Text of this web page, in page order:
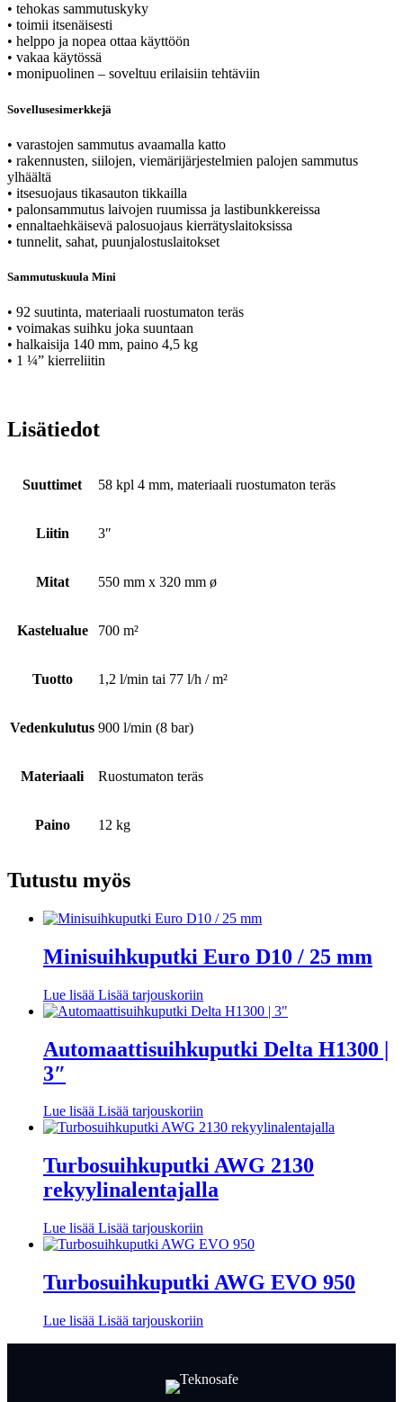
• tehokas sammutuskyky
• toimii itsenäisesti
• helppo ja nopea ottaa käyttöön
• vakaa käytössä
• monipuolinen – soveltuu erilaisiin tehtäviin
Sovellusesimerkkejä
• varastojen sammutus avaamalla katto
• rakennusten, siilojen, viemärijärjestelmien palojen sammutus
ylhäältä
• itsesuojaus tikasauton tikkailla
• palonsammutus laivojen ruumissa ja lastibunkkereissa
• ennaltaehkäisevä palosuojaus kierrätyslaitoksissa
• tunnelit, sahat, puunjalostuslaitokset
Sammutuskuula Mini
• 92 suutinta, materiaali ruostumaton teräs
• voimakas suihku joka suuntaan
• halkaisija 140 mm, paino 4,5 kg
• 1 ¼” kierreliitin
Lisätiedot
Suuttimet 58 kpl 4 mm, materiaali ruostumaton teräs
Liitin 3″
Mitat 550 mm x 320 mm ø
Kastelualue 700 m²
Tuotto 1,2 l/min tai 77 l/h / m²
Vedenkulutus 900 l/min (8 bar)
Materiaali Ruostumaton teräs
Paino 12 kg
Tutustu myös
Minisuihkuputki Euro D10 / 25 mm
Lue lisää Lisää tarjouskoriin
Automaattisuihkuputki Delta H1300 |
3″
Lue lisää Lisää tarjouskoriin
Turbosuihkuputki AWG 2130
rekyylinalentajalla
Lue lisää Lisää tarjouskoriin
Turbosuihkuputki AWG EVO 950
Lue lisää Lisää tarjouskoriin